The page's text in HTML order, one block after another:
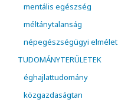
mentális egészség
méltánytalanság
népegészségügyi elmélet
TUDOMÁNYTERÜLETEK
éghajlattudomány
közgazdaságtan